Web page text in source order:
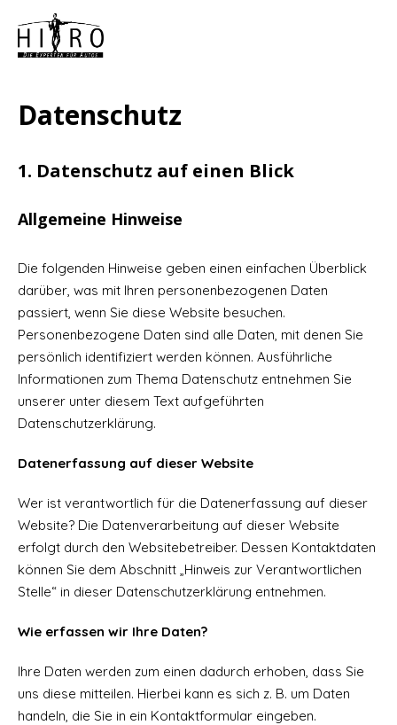
Datenschutz
1. Datenschutz auf einen Blick
Allgemeine Hinweise
Die folgenden Hinweise geben einen einfachen Überblick
darüber, was mit Ihren personenbezogenen Daten
passiert, wenn Sie diese Website besuchen.
Personenbezogene Daten sind alle Daten, mit denen Sie
persönlich identifiziert werden können. Ausführliche
Informationen zum Thema Datenschutz entnehmen Sie
unserer unter diesem Text aufgeführten
Datenschutzerklärung.
Datenerfassung auf dieser Website
Wer ist verantwortlich für die Datenerfassung auf dieser
Website? Die Datenverarbeitung auf dieser Website
erfolgt durch den Websitebetreiber. Dessen Kontaktdaten
können Sie dem Abschnitt „Hinweis zur Verantwortlichen
Stelle“ in dieser Datenschutzerklärung entnehmen.
Wie erfassen wir Ihre Daten?
Ihre Daten werden zum einen dadurch erhoben, dass Sie
uns diese mitteilen. Hierbei kann es sich z. B. um Daten
handeln, die Sie in ein Kontaktformular eingeben.